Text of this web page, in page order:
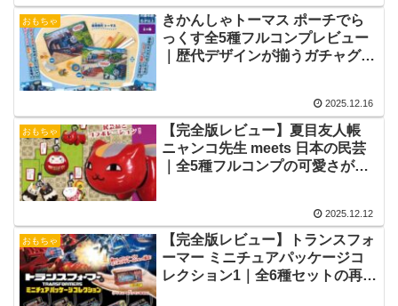
おもちゃ
きかんしゃトーマス ポーチでら
っくす全5種フルコンプレビュー
｜歴代デザインが揃うガチャグッ
2025.12.16
おもちゃ
【完全版レビュー】夏目友人帳
ニャンコ先生 meets 日本の民芸
｜全5種フルコンプの可愛さが反
2025.12.12
おもちゃ
【完全版レビュー】トランスフォ
ーマー ミニチュアパッケージコ
レクション1｜全6種セットの再現